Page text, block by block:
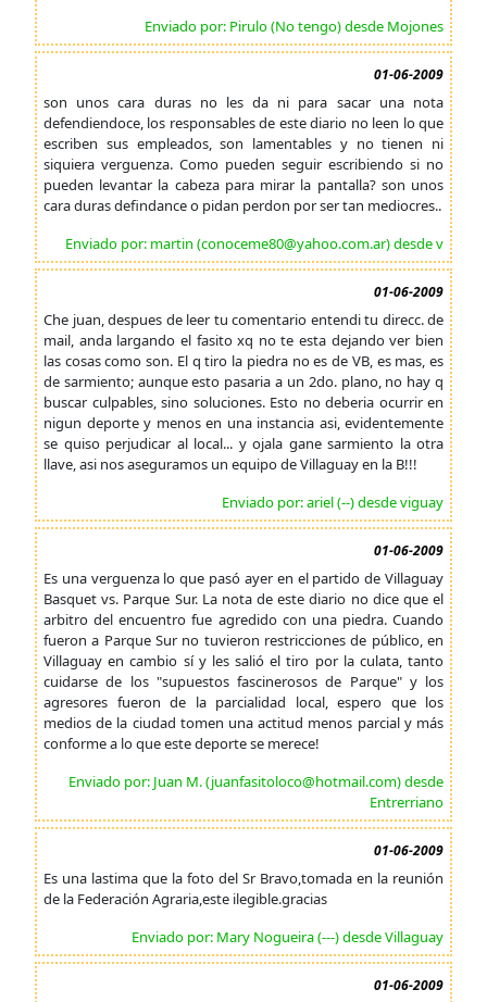
Enviado por: Pirulo (No tengo) desde Mojones
01-06-2009
son unos cara duras no les da ni para sacar una nota
defendiendoce, los responsables de este diario no leen lo que
escriben sus empleados, son lamentables y no tienen ni
siquiera verguenza. Como pueden seguir escribiendo si no
pueden levantar la cabeza para mirar la pantalla? son unos
cara duras defindance o pidan perdon por ser tan mediocres..
Enviado por: martin (conoceme80@yahoo.com.ar) desde v
01-06-2009
Che juan, despues de leer tu comentario entendi tu direcc. de
mail, anda largando el fasito xq no te esta dejando ver bien
las cosas como son. El q tiro la piedra no es de VB, es mas, es
de sarmiento; aunque esto pasaria a un 2do. plano, no hay q
buscar culpables, sino soluciones. Esto no deberia ocurrir en
nigun deporte y menos en una instancia asi, evidentemente
se quiso perjudicar al local... y ojala gane sarmiento la otra
llave, asi nos aseguramos un equipo de Villaguay en la B!!!
Enviado por: ariel (--) desde viguay
01-06-2009
Es una verguenza lo que pasó ayer en el partido de Villaguay
Basquet vs. Parque Sur. La nota de este diario no dice que el
arbitro del encuentro fue agredido con una piedra. Cuando
fueron a Parque Sur no tuvieron restricciones de público, en
Villaguay en cambio sí y les salió el tiro por la culata, tanto
cuidarse de los "supuestos fascinerosos de Parque" y los
agresores fueron de la parcialidad local, espero que los
medios de la ciudad tomen una actitud menos parcial y más
conforme a lo que este deporte se merece!
Enviado por: Juan M. (juanfasitoloco@hotmail.com) desde
Entrerriano
01-06-2009
Es una lastima que la foto del Sr Bravo,tomada en la reunión
de la Federación Agraria,este ilegible.gracias
Enviado por: Mary Nogueira (---) desde Villaguay
01-06-2009